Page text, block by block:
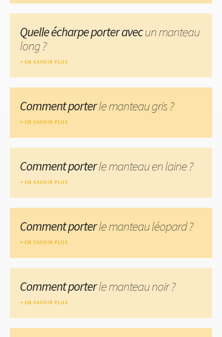
Quelle écharpe porter avecun manteau
long ?
EN SAVOIR PLUS
Comment porterle manteau gris ?
EN SAVOIR PLUS
Comment porterle manteau en laine ?
EN SAVOIR PLUS
Comment porterle manteau léopard ?
EN SAVOIR PLUS
Comment porterle manteau noir ?
EN SAVOIR PLUS